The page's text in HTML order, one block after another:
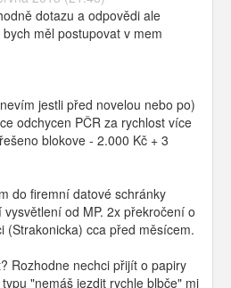
dotazu a odpovědi ale
měl postupovat v mem
jestli před novelou nebo po)
odchycen PČR za rychlost více
blokove - 2.000 Kč + 3
do firemní datové schránky
od MP. 2x překročení o
(Strakonicka) cca před měsícem.
Rozhodne nechci přijít o papiry
"nemáš jezdit rychle blbče" mi